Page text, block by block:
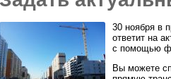
30 ноября в
ответит на
с помощью
Вы можете